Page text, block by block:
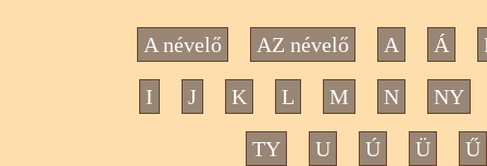
A névelő AZ névelő A Á
I J K L M N NY
TY U Ú Ü Ű